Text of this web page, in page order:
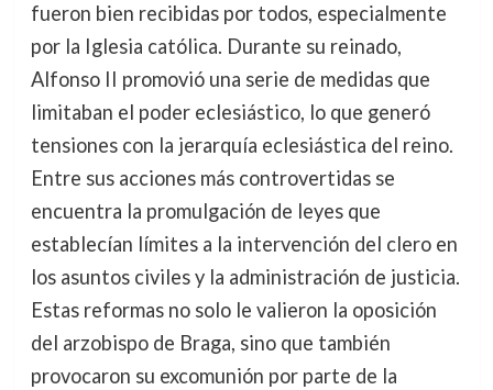
fueron bien recibidas por todos, especialmente
por la Iglesia católica. Durante su reinado,
Alfonso II promovió una serie de medidas que
limitaban el poder eclesiástico, lo que generó
tensiones con la jerarquía eclesiástica del reino.
Entre sus acciones más controvertidas se
encuentra la promulgación de leyes que
establecían límites a la intervención del clero en
los asuntos civiles y la administración de justicia.
Estas reformas no solo le valieron la oposición
del arzobispo de Braga, sino que también
provocaron su excomunión por parte de la